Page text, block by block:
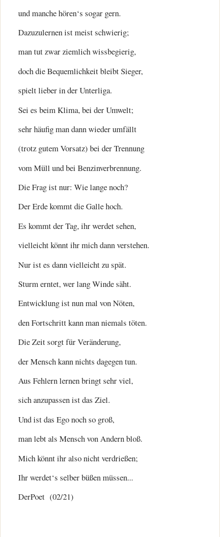
und manche hören‘s sogar gern.
Dazuzulernen ist meist schwierig;
man tut zwar ziemlich wissbegierig,
doch die Bequemlichkeit bleibt Sieger,
spielt lieber in der Unterliga.
Sei es beim Klima, bei der Umwelt;
sehr häufig man dann wieder umfällt
(trotz gutem Vorsatz) bei der Trennung
vom Müll und bei Benzinverbrennung.
Die Frag ist nur: Wie lange noch?
Der Erde kommt die Galle hoch.
Es kommt der Tag, ihr werdet sehen,
vielleicht könnt ihr mich dann verstehen.
Nur ist es dann vielleicht zu spät.
Sturm erntet, wer lang Winde säht.
Entwicklung ist nun mal von Nöten,
den Fortschritt kann man niemals töten.
Die Zeit sorgt für Veränderung,
der Mensch kann nichts dagegen tun.
Aus Fehlern lernen bringt sehr viel,
sich anzupassen ist das Ziel.
Und ist das Ego noch so groß,
man lebt als Mensch von Andern bloß.
Mich könnt ihr also nicht verdrießen;
Ihr werdet‘s selber büßen müssen...
DerPoet (02/21)